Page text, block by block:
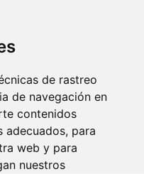
de rastreo
de navegación en
contenidos
adecuados, para
web y para
nuestros